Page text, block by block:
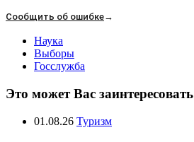
Сообщить об ошибке→
Наука
Выборы
Госслужба
Это может Вас заинтересовать
01.08.26 Туризм